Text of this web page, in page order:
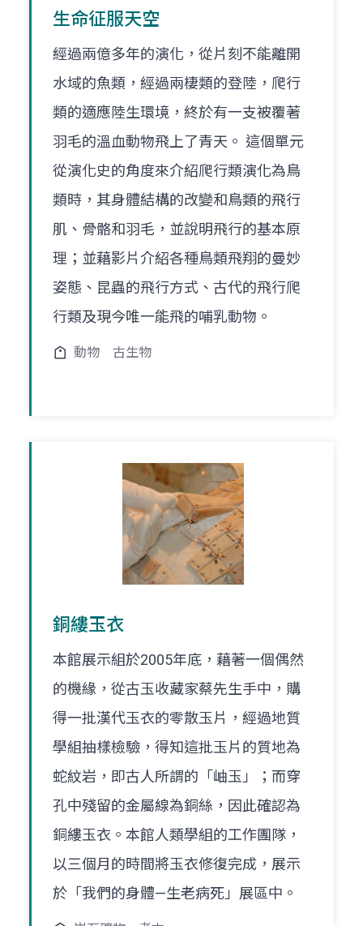
生命征服天空
經過兩億多年的演化，從片刻不能離開
水域的魚類，經過兩棲類的登陸，爬行
類的適應陸生環境，終於有一支被覆著
羽毛的溫血動物飛上了青天。 這個單元
從演化史的角度來介紹爬行類演化為鳥
類時，其身體結構的改變和鳥類的飛行
肌、骨骼和羽毛，並說明飛行的基本原
理；並藉影片介紹各種鳥類飛翔的曼妙
姿態、昆蟲的飛行方式、古代的飛行爬
行類及現今唯一能飛的哺乳動物。
動物 古生物
銅縷玉衣
本館展示組於2005年底，藉著一個偶然
的機緣，從古玉收藏家蔡先生手中，購
得一批漢代玉衣的零散玉片，經過地質
學組抽樣檢驗，得知這批玉片的質地為
蛇紋岩，即古人所謂的「岫玉」；而穿
孔中殘留的金屬線為銅絲，因此確認為
銅縷玉衣。本館人類學組的工作團隊，
以三個月的時間將玉衣修復完成，展示
於「我們的身體—生老病死」展區中。